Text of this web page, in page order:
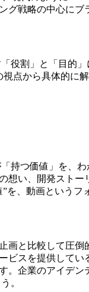
グ戦略の中心に
役割」と「目的
点から具体的に
持つ価値」を、
想い、開発スト
を、動画という
画と比較して圧
ビスを提供して
。企業のアイデ
。